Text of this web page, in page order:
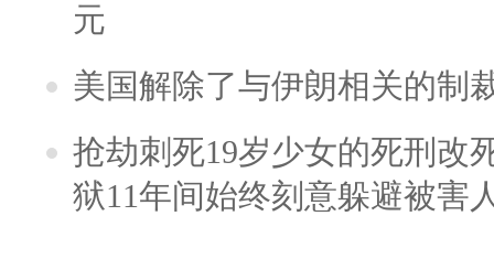
元
美国解除了与伊朗相关的制
抢劫刺死19岁少女的死刑改
狱11年间始终刻意躲避被害